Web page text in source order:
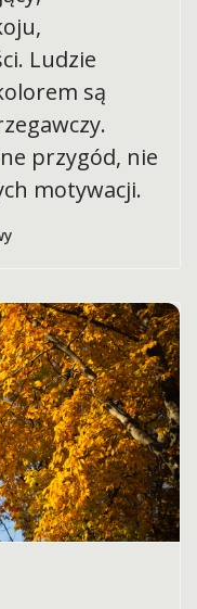
Ludzie
są
przygód, nie
motywacji.